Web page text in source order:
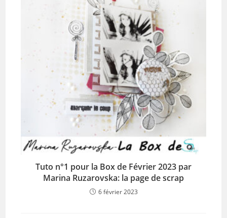
Tuto n°1 pour la Box de Février 2023 par
Marina Ruzarovska: la page de scrap
6 février 2023